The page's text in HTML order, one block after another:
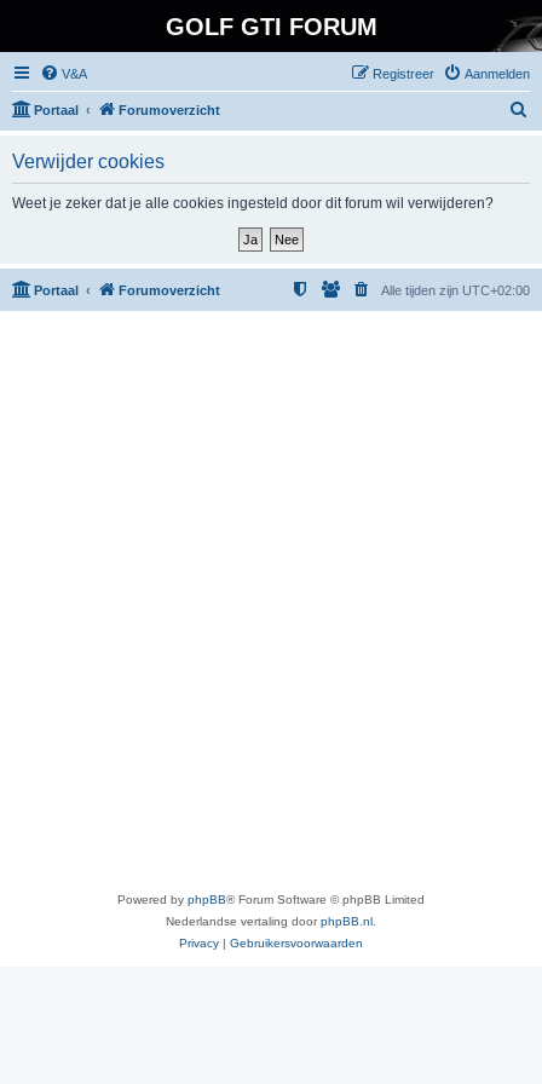
GOLF GTI FORUM
V&A Aanmelden
Registreer
Portaal Forumoverzicht
Verwijder cookies
Weet je zeker dat je alle cookies ingesteld door dit forum wil verwijderen?
Portaal Forumoverzicht Alle tijden zijn UTC+02:00
Powered by phpBB® Forum Software © phpBB Limited
Nederlandse vertaling doorphpBB.nl
Privacy | Gebruikersvoorwaarden